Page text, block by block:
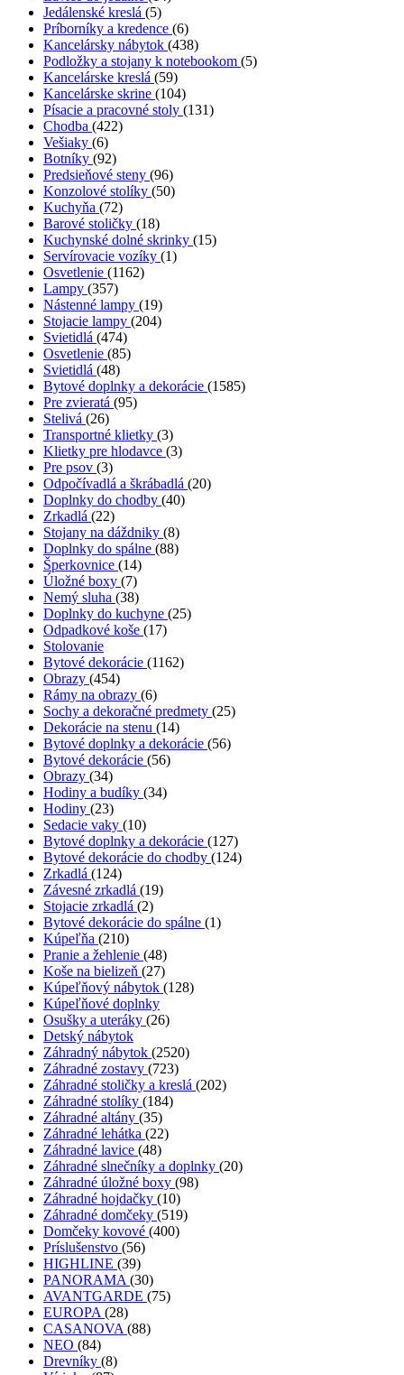
Jedálenské kreslá (5)
Príborníky a kredence (6)
Kancelársky nábytok (438)
Podložky a stojany k notebookom (5)
Kancelárske kreslá (59)
Kancelárske skrine (104)
Písacie a pracovné stoly (131)
Chodba (422)
Vešiaky (6)
Botníky (92)
Predsieňové steny (96)
Konzolové stolíky (50)
Kuchyňa (72)
Barové stoličky (18)
Kuchynské dolné skrinky (15)
Servírovacie vozíky (1)
Osvetlenie (1162)
Lampy (357)
Nástenné lampy (19)
Stojacie lampy (204)
Svietidlá (474)
Osvetlenie (85)
Svietidlá (48)
Bytové doplnky a dekorácie (1585)
Pre zvieratá (95)
Stelivá (26)
Transportné klietky (3)
Klietky pre hlodavce (3)
Pre psov (3)
Odpočívadlá a škrábadlá (20)
Doplnky do chodby (40)
Zrkadlá (22)
Stojany na dáždniky (8)
Doplnky do spálne (88)
Šperkovnice (14)
Úložné boxy (7)
Nemý sluha (38)
Doplnky do kuchyne (25)
Odpadkové koše (17)
Stolovanie
Bytové dekorácie (1162)
Obrazy (454)
Rámy na obrazy (6)
Sochy a dekoračné predmety (25)
Dekorácie na stenu (14)
Bytové doplnky a dekorácie (56)
Bytové dekorácie (56)
Obrazy (34)
Hodiny a budíky (34)
Hodiny (23)
Sedacie vaky (10)
Bytové doplnky a dekorácie (127)
Bytové dekorácie do chodby (124)
Zrkadlá (124)
Závesné zrkadlá (19)
Stojacie zrkadlá (2)
Bytové dekorácie do spálne (1)
Kúpeľňa (210)
Pranie a žehlenie (48)
Koše na bielizeň (27)
Kúpeľňový nábytok (128)
Kúpeľňové doplnky
Osušky a uteráky (26)
Detský nábytok
Záhradný nábytok (2520)
Záhradné zostavy (723)
Záhradné stoličky a kreslá (202)
Záhradné stolíky (184)
Záhradné altány (35)
Záhradné lehátka (22)
Záhradné lavice (48)
Záhradné slnečníky a doplnky (20)
Záhradné úložné boxy (98)
Záhradné hojdačky (10)
Záhradné domčeky (519)
Domčeky kovové (400)
Príslušenstvo (56)
HIGHLINE (39)
PANORAMA (30)
AVANTGARDE (75)
EUROPA (28)
CASANOVA (88)
NEO (84)
Drevníky (8)